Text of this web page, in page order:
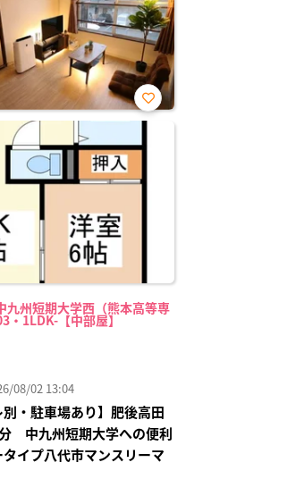
九州短期大学西（熊本高等専
・1LDK-【中部屋】
お気
り登
録
08/02 13:04
別・駐車場あり】肥後高田
中九州短期大学への便利
イプ八代市マンスリーマ